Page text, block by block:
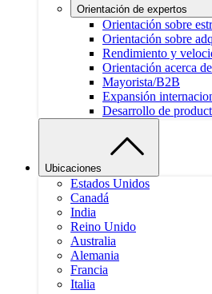
Orientación de expertos
Orientación sobre
Orientación sobre
Rendimiento y
Orientación acerca
Mayorista/B2B
Expansión
Desarrollo de
Ubicaciones
Estados Unidos
Canadá
India
Reino Unido
Australia
Alemania
Francia
Italia